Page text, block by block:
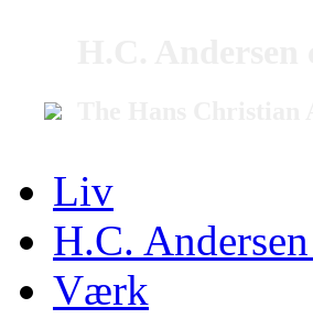
Liv
H.C.
Værk